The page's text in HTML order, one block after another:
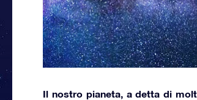
Il nostro pianeta, a detta di